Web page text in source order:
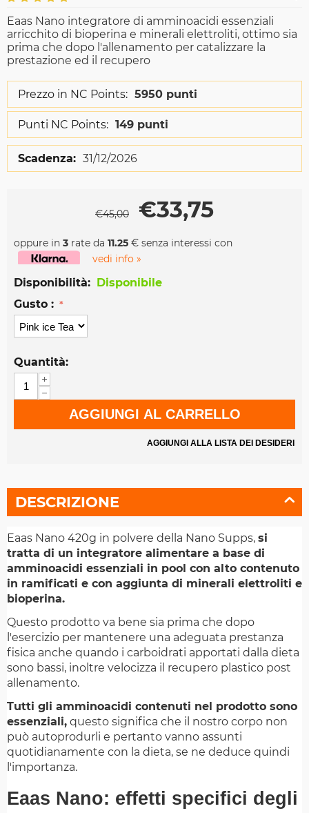
Eaas Nano integratore di amminoacidi essenziali
arricchito di bioperina e minerali elettroliti, ottimo sia
prima che dopo l'allenamento per catalizzare la
prestazione ed il recupero
Prezzo in NC Points: 5950 punti
Punti NC Points: 149 punti
Scadenza: 31/12/2026
€45,00 €33,75
oppure in 3 rate da 11.25 € senza interessi con
vedi info »
Disponibilità:
Disponibile
Gusto :
Quantità:
+
−
AGGIUNGI AL CARRELLO
AGGIUNGI ALLA LISTA DEI DESIDERI
DESCRIZIONE
Eaas Nano 420g in polvere della Nano Supps, si
tratta di un integratore alimentare a base di
amminoacidi essenziali in pool con alto contenuto
in ramificati e con aggiunta di minerali elettroliti e
bioperina.
Questo prodotto va bene sia prima che dopo
l'esercizio per mantenere una adeguata prestanza
fisica anche quando i carboidrati apportati dalla dieta
sono bassi, inoltre velocizza il recupero plastico post
allenamento.
Tutti gli amminoacidi contenuti nel prodotto sono
essenziali, questo significa che il nostro corpo non
può autoprodurli e pertanto vanno assunti
quotidianamente con la dieta, se ne deduce quindi
l'importanza.
Eaas Nano: effetti specifici degli